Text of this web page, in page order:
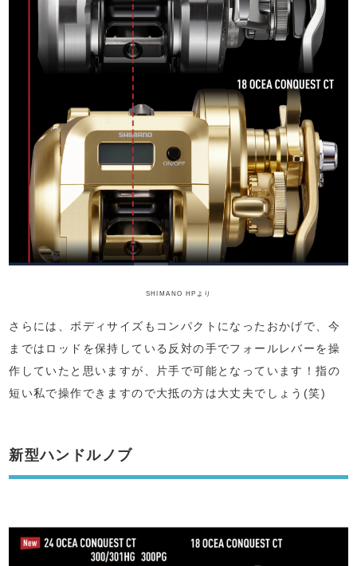
SHIMANO HPより
さらには、ボディサイズもコンパクトになったおかげで、今
まではロッドを保持している反対の手でフォールレバーを操
作していたと思いますが、片手で可能となっています！指の
短い私で操作できますので大抵の方は大丈夫でしょう(笑)
新型ハンドルノブ